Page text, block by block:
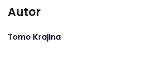
Autor
Tomo Krajina